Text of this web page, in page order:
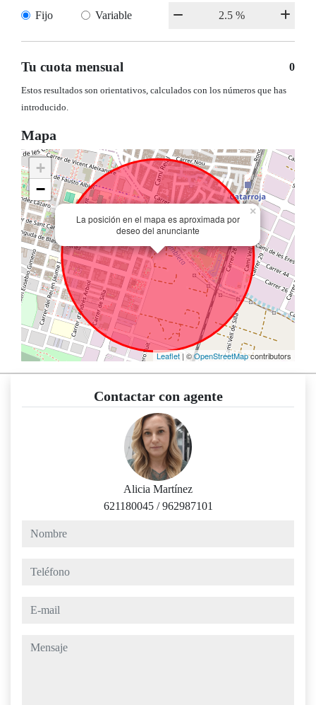
Fijo Variable
Tu cuota mensual 0
Estos resultados son orientativos, calculados con los números que has
introducido.
Mapa
La posición en el mapa es aproximada por
deseo del anunciante
×
+
−
Leaflet | ©OpenStreetMapcontributors
Contactar con agente
Alicia Martínez
621180045 /962987101
nombre
teléfono
e-mail
mensaje